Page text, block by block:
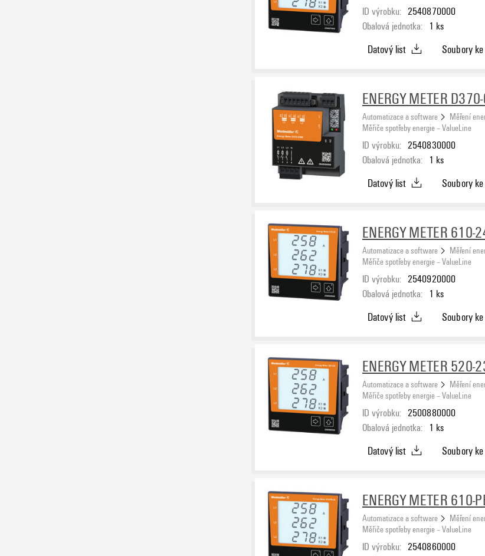
ID výrobku: 2540870000
Obalová jednotka: 1 ks
Datový list Soubory
ENERGY METER
Automatizace a software Měření
Měřiče spotřeby energie – ValueLine
ID výrobku: 2540830000
Obalová jednotka: 1 ks
Datový list Soubory
ENERGY METER 610-
Automatizace a software Měření
Měřiče spotřeby energie – ValueLine
ID výrobku: 2540920000
Obalová jednotka: 1 ks
Datový list Soubory
ENERGY METER 520-
Automatizace a software Měření
Měřiče spotřeby energie – ValueLine
ID výrobku: 2500880000
Obalová jednotka: 1 ks
Datový list Soubory
ENERGY METER 610-
Automatizace a software Měření
Měřiče spotřeby energie – ValueLine
ID výrobku: 2540860000